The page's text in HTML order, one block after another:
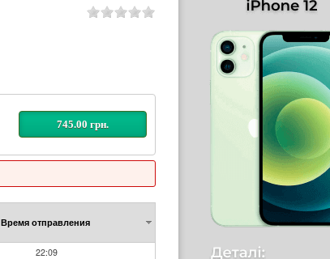
745.00 грн.
Время отправления
22:09